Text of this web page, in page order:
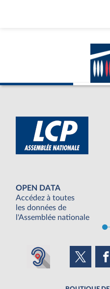
OPEN DATA
Accédez à toutes
les données de
l'Assemblée nationale